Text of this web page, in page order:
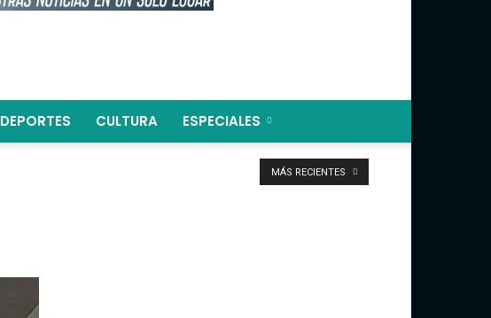
DEPORTES CULTURA ESPECIALES
MÁS RECIENTES